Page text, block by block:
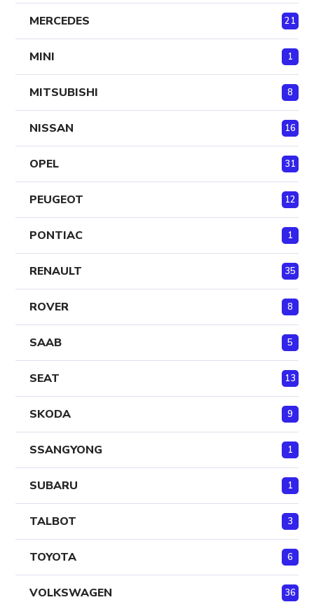
MERCEDES 21
MINI 1
MITSUBISHI 8
NISSAN 16
OPEL 31
PEUGEOT 12
PONTIAC 1
RENAULT 35
ROVER 8
SAAB 5
SEAT 13
SKODA 9
SSANGYONG 1
SUBARU 1
TALBOT 3
TOYOTA 6
VOLKSWAGEN 36